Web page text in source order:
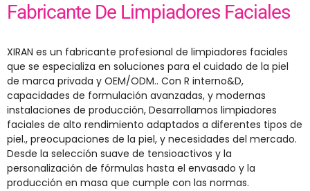
Fabricante De Limpiadores Faciales
XIRAN es un fabricante profesional de limpiadores faciales
que se especializa en soluciones para el cuidado de la piel
de marca privada y OEM/ODM.. Con R interno&D,
capacidades de formulación avanzadas, y modernas
instalaciones de producción, Desarrollamos limpiadores
faciales de alto rendimiento adaptados a diferentes tipos de
piel., preocupaciones de la piel, y necesidades del mercado.
Desde la selección suave de tensioactivos y la
personalización de fórmulas hasta el envasado y la
producción en masa que cumple con las normas.